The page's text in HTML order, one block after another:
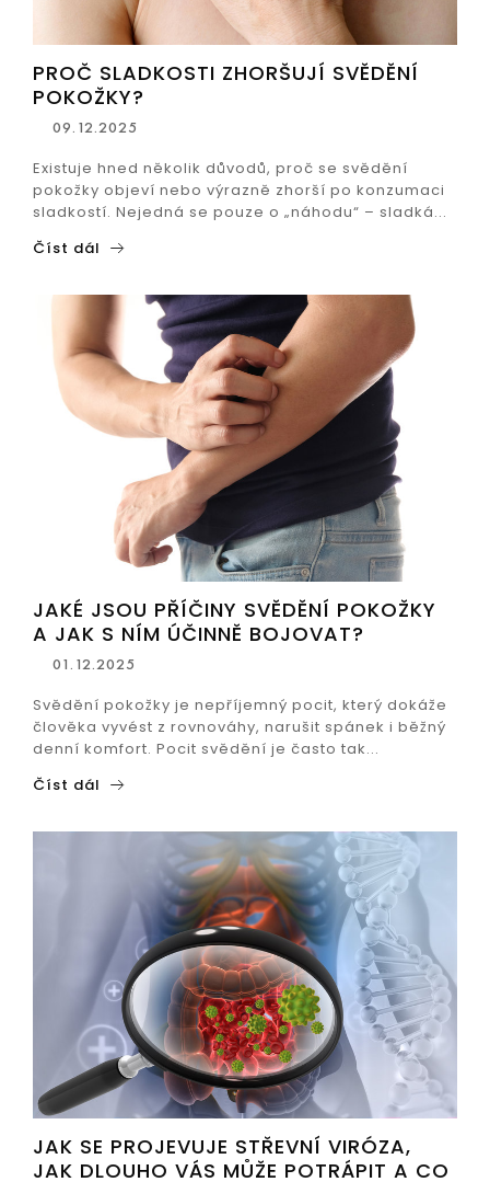
PROČ SLADKOSTI ZHORŠUJÍ SVĚDĚNÍ
POKOŽKY?
09.12.2025
Existuje hned několik důvodů, proč se svědění
pokožky objeví nebo výrazně zhorší po konzumaci
sladkostí. Nejedná se pouze o „náhodu“ – sladká...
Číst dál
JAKÉ JSOU PŘÍČINY SVĚDĚNÍ POKOŽKY
A JAK S NÍM ÚČINNĚ BOJOVAT?
01.12.2025
Svědění pokožky je nepříjemný pocit, který dokáže
člověka vyvést z rovnováhy, narušit spánek i běžný
denní komfort. Pocit svědění je často tak...
Číst dál
JAK SE PROJEVUJE STŘEVNÍ VIRÓZA,
JAK DLOUHO VÁS MŮŽE POTRÁPIT A CO